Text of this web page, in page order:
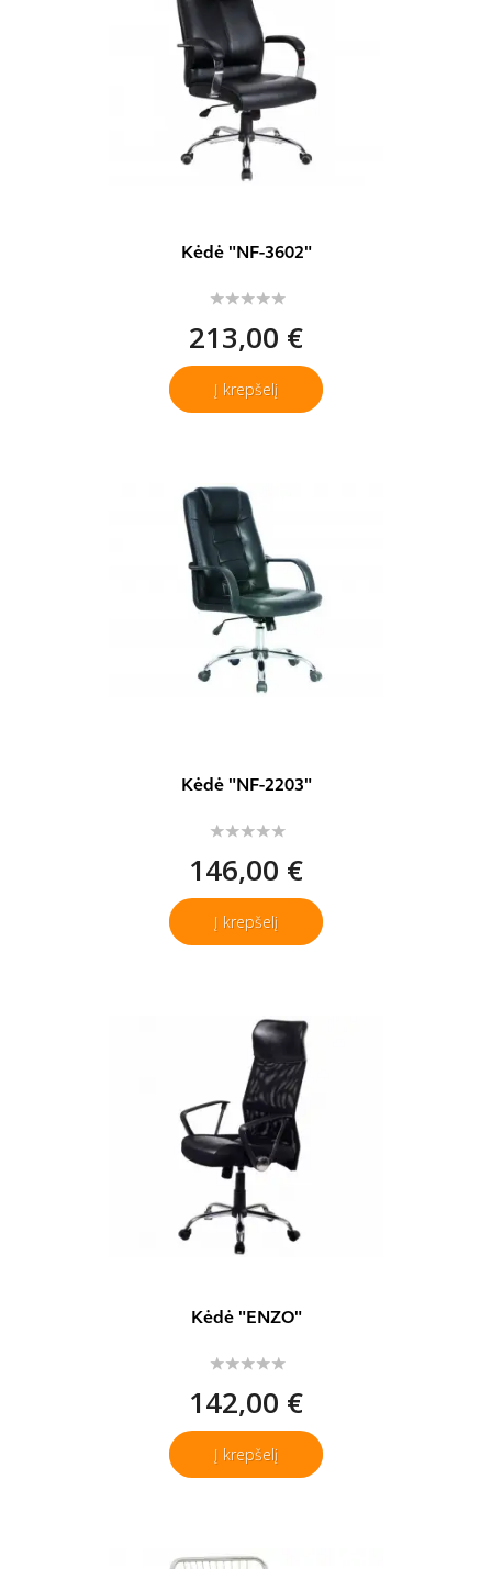
Kėdė "NF-3602"
213,00 €
Į krepšelį
Kėdė "NF-2203"
146,00 €
Į krepšelį
Kėdė "ENZO"
142,00 €
Į krepšelį